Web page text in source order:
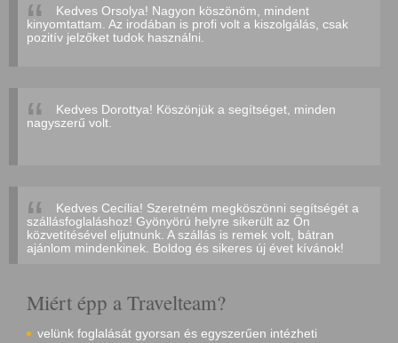
Kedves Orsolya! Nagyon köszönöm, mindent
kinyomtattam. Az irodában is profi volt a kiszolgálás, csak
pozitív jelzőket tudok használni.
Kedves Dorottya! Köszönjük a segítséget, minden
nagyszerű volt.
Kedves Cecília! Szeretném megköszönni segítségét a
szállásfoglaláshoz! Gyönyörú helyre sikerült az Ön
közvetítésével eljutnunk. A szállás is remek volt, bátran
ajánlom mindenkinek. Boldog és sikeres új évet kívánok!
Miért épp a Travelteam?
velünk foglalását gyorsan és egyszerűen intézheti